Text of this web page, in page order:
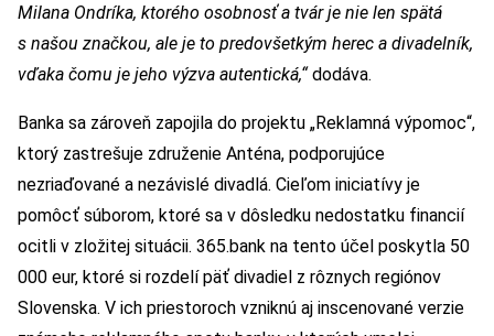
Milana Ondríka, ktorého osobnosť a tvár je nie len spätá
s našou značkou, ale je to predovšetkým herec a divadelník,
vďaka čomu je jeho výzva autentická,“dodáva.
Banka sa zároveň zapojila do projektu „Reklamná výpomoc“,
ktorý zastrešuje združenie Anténa, podporujúce
nezriaďované a nezávislé divadlá. Cieľom iniciatívy je
pomôcť súborom, ktoré sa v dôsledku nedostatku financií
ocitli v zložitej situácii. 365.bank na tento účel poskytla 50
000 eur, ktoré si rozdelí päť divadiel z rôznych regiónov
Slovenska. V ich priestoroch vzniknú aj inscenované verzie